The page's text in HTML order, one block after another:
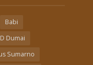
Babi
Dumai
Sumarno